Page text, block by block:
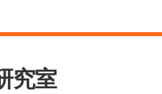
究室